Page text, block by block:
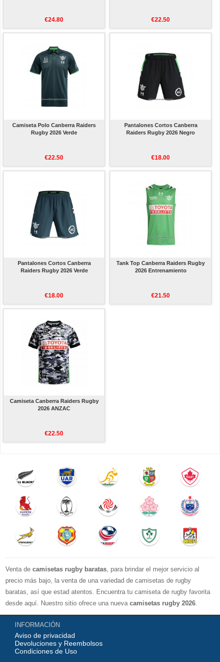
€24.80 €22.50
Camiseta Polo Canberra Raiders
Rugby 2026 Verde
€22.50
Pantalones Cortos Canberra
Raiders Rugby 2026 Negro
€18.00
Pantalones Cortos Canberra
Raiders Rugby 2026 Verde
€18.00
Tank Top Canberra Raiders Rugby
2026 Entrenamiento
€21.50
Camiseta Canberra Raiders Rugby
2026 ANZAC
€22.50
Venta de camisetas rugby baratas, para brindar el mejor servicio al
precio más bajo, la venta de una variedad de camisetas de rugby
baratas, así que estad atentos. Encuentra tu camiseta de rugby favorita
desde aquí. Nuestro sitio ofrece una nueva camisetas rugby 2026.
Disponible en una variedad de estilos y tamaños ¡Compre camisetas de
rugby baratas en línea!
INFORMACIÓN
Aviso de privacidad
Devoluciones y Reembolsos
Condiciones de Uso